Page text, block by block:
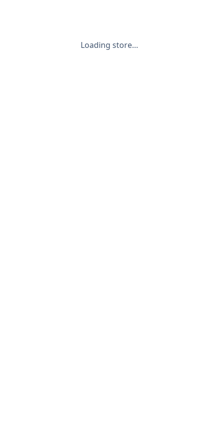
Loading store…